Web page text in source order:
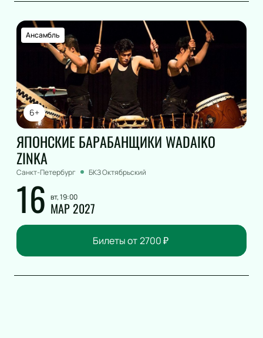
6+
Ансамбль
ЯПОНСКИЕ БАРАБАНЩИКИ WADAIKO
ZINKA
Санкт-Петербург БКЗ Октябрьский
16 вт, 19:00
МАР 2027
Билеты от 2700₽